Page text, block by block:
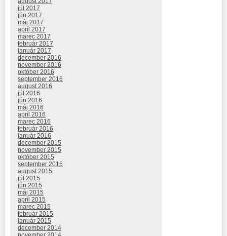
júl 2017
jún 2017
máj 2017
apríl 2017
marec 2017
február 2017
január 2017
december 2016
november 2016
október 2016
september 2016
august 2016
júl 2016
jún 2016
máj 2016
apríl 2016
marec 2016
február 2016
január 2016
december 2015
november 2015
október 2015
september 2015
august 2015
júl 2015
jún 2015
máj 2015
apríl 2015
marec 2015
február 2015
január 2015
december 2014